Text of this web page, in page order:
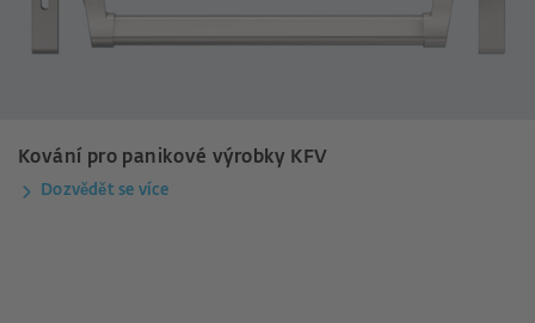
Kování pro panikové výrobky KFV
Dozvědět se více